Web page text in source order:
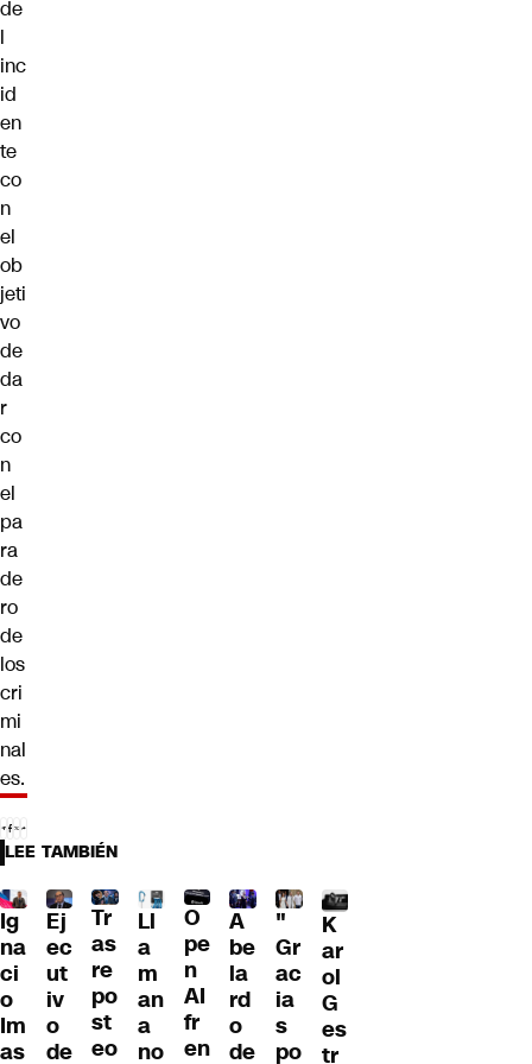
de
l
inc
id
en
te
co
n
el
ob
jeti
vo
de
da
r
co
n
el
pa
ra
de
ro
de
los
cri
mi
nal
es.
LEE TAMBIÉN
Ig
na
ci
o
Im
as
Ej
ec
ut
iv
o
de
Tr
as
re
po
st
eo
Ll
a
m
an
a
no
O
pe
n
AI
fr
en
A
be
la
rd
o
de
"
Gr
ac
ia
s
po
K
ar
ol
G
es
tr